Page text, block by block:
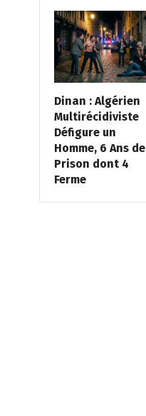
Dinan : Algérien
Multirécidiviste
Défigure un
Homme, 6 Ans de
Prison dont 4
Ferme